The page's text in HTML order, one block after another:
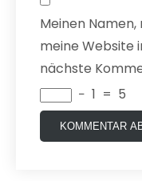
Meinen
meine Website
nächste
− 1 = 5